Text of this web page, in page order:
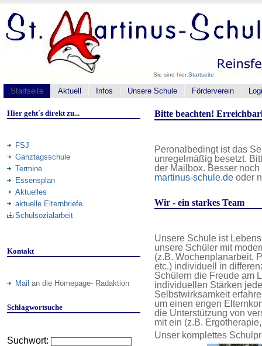
Startseite Aktuell Infos Unsere Schule Förderverein
Sie sind hier:Startseite
Bitte beachten!
Peronalbedingt ist das
unregelmäßig besetzt.
der Mailbox. Besser
martinus-schule.de oder
Wir - ein starkes Team
Unsere Schule ist
unsere Schüler mit
(z.B. Wochenplanarbeit,
etc.) individuell in
Schülern die Freude am
individuellen Stärken
Selbstwirksamkeit
um einen engen
die Unterstützung von
mit ein (z.B.
Unser komplettes
Hier geht´s direkt zu...
FSJ
Ganztagsschule
Termine
Essensplan
Aktuelles
aktuelle Elternbriefe
Schulsozialarbeit
Kontakt
Mail an die Homepage- Radaktion
Schlagwortsuche
Suchwort: